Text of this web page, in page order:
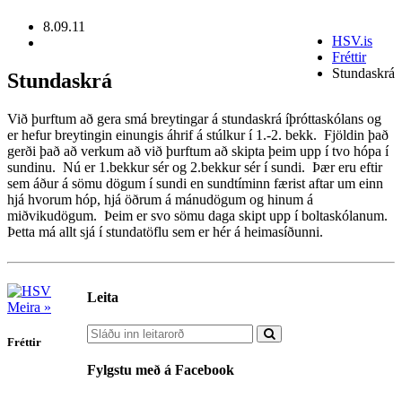
HSV.is
Fréttir
Stundaskrá
8.09.11
Stundaskrá
Við þurftum að gera smá breytingar á stundaskrá íþróttaskólans og
er hefur breytingin einungis áhrif á stúlkur í 1.-2. bekk. Fjöldin það
gerði það að verkum að við þurftum að skipta þeim upp í tvo hópa í
sundinu. Nú er 1.bekkur sér og 2.bekkur sér í sundi. Þær eru eftir
sem áður á sömu dögum í sundi en sundtíminn færist aftar um einn
hjá hvorum hóp, hjá öðrum á mánudögum og hinum á
miðvikudögum. Þeim er svo sömu daga skipt upp í boltaskólanum.
Þetta má allt sjá í stundatöflu sem er hér á heimasíðunni.
Leita
Fylgstu með á Facebook
Meira »
Fréttir